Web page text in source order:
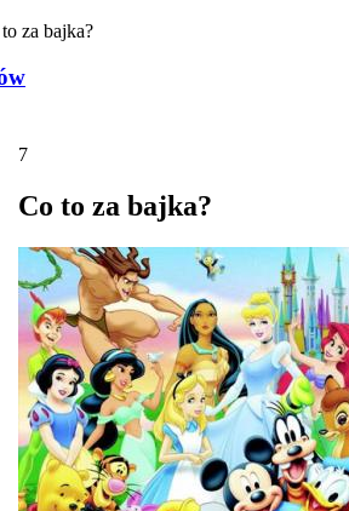
za bajka?
7
Co to za bajka?